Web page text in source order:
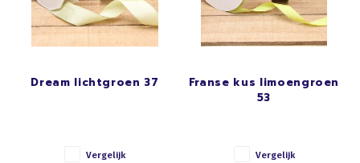
Dream lichtgroen 37
Vergelijk
Franse kus limoengroen
53
Vergelijk